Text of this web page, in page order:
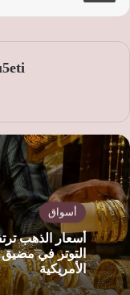
أسواق
أسعار الذهب
التوتر في
الأمريكية